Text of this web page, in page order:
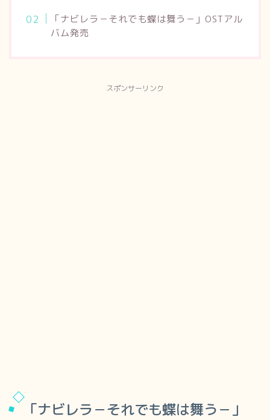
「ナビレラ－それでも蝶は舞う－」OSTアル
バム発売
スポンサーリンク
「ナビレラ－それでも蝶は舞う－」